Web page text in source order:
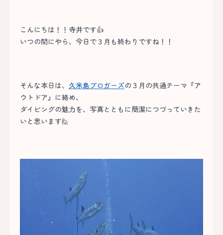
こんにちは！！寺井です👍
いつの間にやら、今日で３月も終わりですね！！
そんな本日は、 久米島ブロガーズの３月の共通テーマ『ア
ウトドア』に絡め、
ダイビングの魅力を、写真とともに簡潔につづっていきた
いと思います🙋